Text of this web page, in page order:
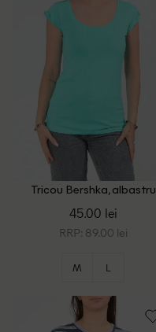
Tricou Bershka, albastru
45.00 lei
RRP: 89.00 lei
M L